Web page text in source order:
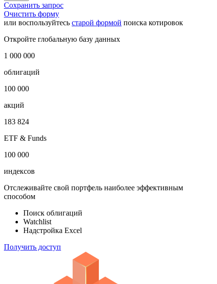
Сохранить запрос
Очистить форму
или воспользуйтесь старой формой поиска котировок
Откройте глобальную базу данных
1 000 000
облигаций
100 000
акций
183 824
ETF & Funds
100 000
индексов
Отслеживайте свой портфель наиболее эффективным
способом
Поиск облигаций
Watchlist
Надстройка Excel
Получить доступ